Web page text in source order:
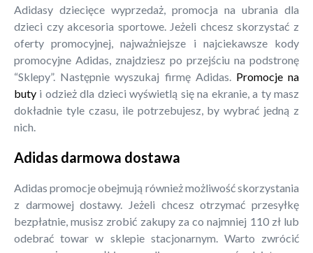
Adidasy dziecięce wyprzedaż, promocja na ubrania dla
dzieci czy akcesoria sportowe. Jeżeli chcesz skorzystać z
oferty promocyjnej, najważniejsze i najciekawsze kody
promocyjne Adidas, znajdziesz po przejściu na podstronę
“Sklepy”. Następnie wyszukaj firmę Adidas. Promocje na
buty i odzież dla dzieci wyświetlą się na ekranie, a ty masz
dokładnie tyle czasu, ile potrzebujesz, by wybrać jedną z
nich.
Adidas darmowa dostawa
Adidas promocje obejmują również możliwość skorzystania
z darmowej dostawy. Jeżeli chcesz otrzymać przesyłkę
bezpłatnie, musisz zrobić zakupy za co najmniej 110 zł lub
odebrać towar w sklepie stacjonarnym. Warto zwrócić